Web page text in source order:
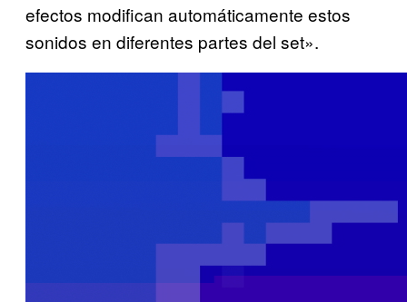
efectos modifican automáticamente estos
sonidos en diferentes partes del set».